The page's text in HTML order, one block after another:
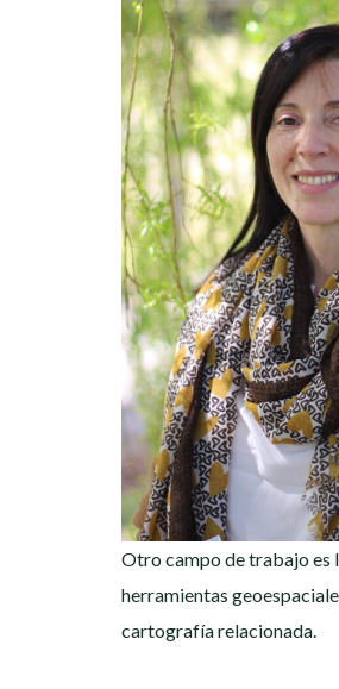
Otro campo de trabajo es
herramientas
cartografía relacionada.